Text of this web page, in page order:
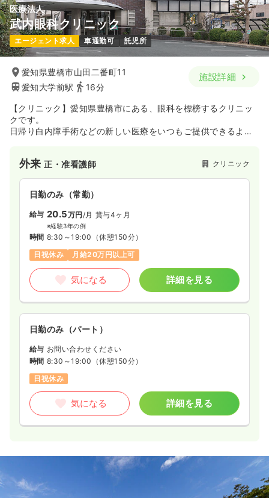
医療法人
武内眼科クリニック
エージェント求人 車通勤可 託児所
愛知県豊橋市山田二番町11
愛知大学前駅
16分
施設詳細
【クリニック】愛知県豊橋市にある、眼科を標榜するクリニッ
クです。
日帰り白内障手術などの新しい医療をいつもご提供できるよ
外来正・准看護師 クリニック
日勤のみ（常勤）
給与 20.5万円/月 賞与4ヶ月
※経験3年の例
時間 8:30～19:00 （休憩150分）
日祝休み
月給20万円以上可
気になる 詳細を見る
日勤のみ（パート）
給与 お問い合わせください
時間 8:30～19:00 （休憩150分）
日祝休み
気になる 詳細を見る